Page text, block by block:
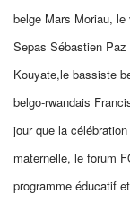
belge Mars Moriau, le
Sepas Sébastien Paz
Kouyate,le bassiste
belgo-rwandais
jour que la
maternelle, le forum
programme éducatif